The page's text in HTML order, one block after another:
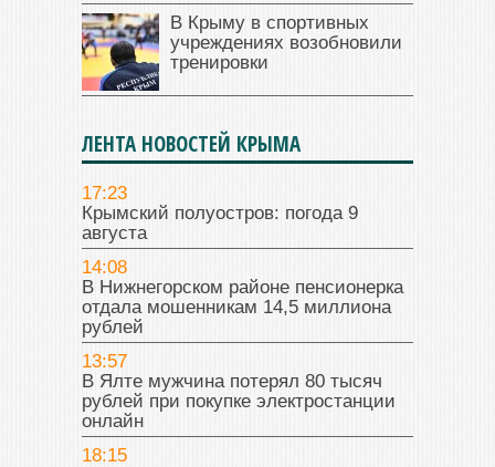
В Крыму в спортивных
учреждениях возобновили
тренировки
ЛЕНТА НОВОСТЕЙ КРЫМА
17:23
Крымский полуостров: погода 9
августа
14:08
В Нижнегорском районе пенсионерка
отдала мошенникам 14,5 миллиона
рублей
13:57
В Ялте мужчина потерял 80 тысяч
рублей при покупке электростанции
онлайн
18:15